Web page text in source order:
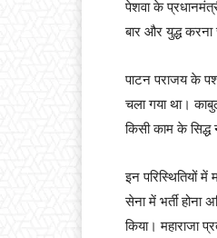
पेशवा के
बार और युद्ध
पाटन पराजय के
चला गया था।
किसी काम के सिद्ध
इन परिस्थितियों
सेना में भर्ती होना
किया। महाराजा